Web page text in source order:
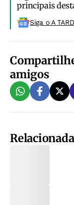
principais
Siga o A
amigos